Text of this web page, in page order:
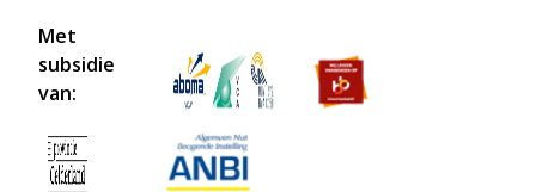
Met
subsidie
van: